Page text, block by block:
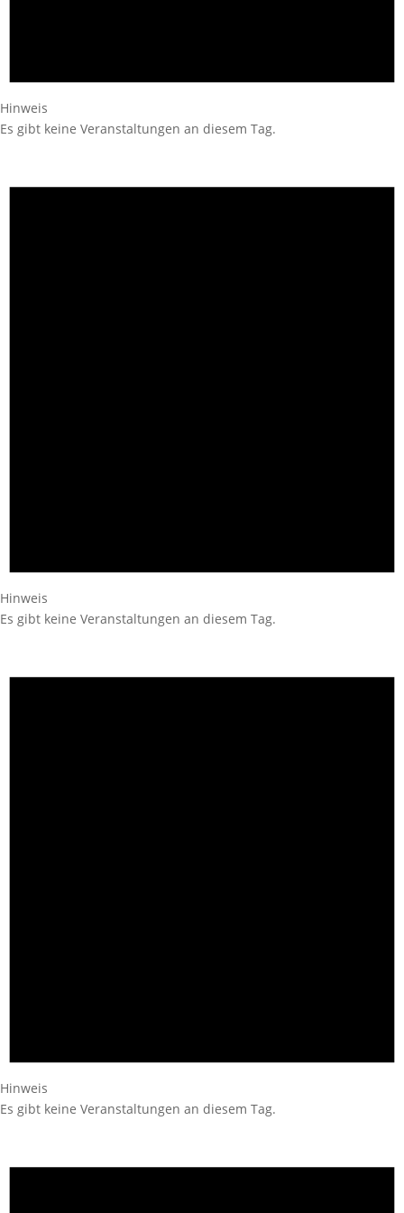
Hinweis
Es gibt keine Veranstaltungen an diesem Tag.
Hinweis
Es gibt keine Veranstaltungen an diesem Tag.
Hinweis
Es gibt keine Veranstaltungen an diesem Tag.